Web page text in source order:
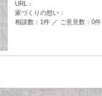
URL：
家づくりの想い：
相談数：1件 ／ ご意見数：0件